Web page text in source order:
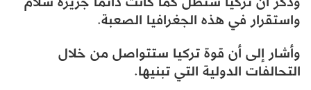
واستقرار في هذه الجغرافيا الصعبة.
وأشار إلى أن قوة تركيا ستتواصل من خلال
التحالفات الدولية التي تبنيها.